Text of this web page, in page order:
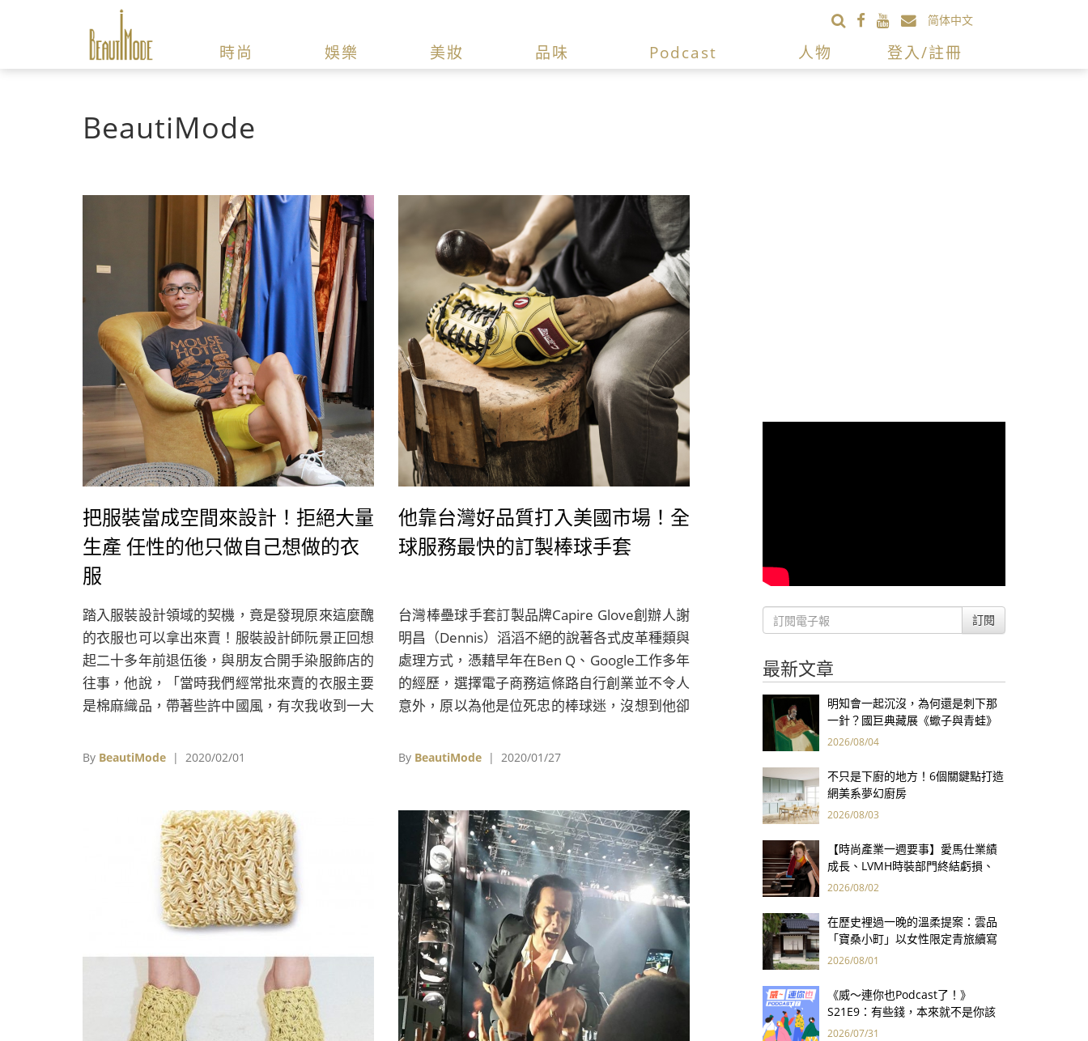
简体中文
時尚 娛樂 美妝 品味 Podcast 人物 登入/註冊
BeautiMode
把服裝當成空間來設計！拒絕大量
生產 任性的他只做自己想做的衣
服
踏入服裝設計領域的契機，竟是發現原來這麼醜
的衣服也可以拿出來賣！服裝設計師阮景正回想
起二十多年前退伍後，與朋友合開手染服飾店的
往事，他說，「當時我們經常批來賣的衣服主要
是棉麻織品，帶著些許中國風，有次我收到一大
麼醜也會有人買？』當下我就決定要自己設計衣
By BeautiMode | 2020/02/01
他靠台灣好品質打入美國市場！全
球服務最快的訂製棒球手套
台灣棒壘球手套訂製品牌Capire Glove創辦人謝
明昌（Dennis）滔滔不絕的說著各式皮革種類與
處理方式，憑藉早年在Ben Q、Google工作多年
的經歷，選擇電子商務這條路自行創業並不令人
意外，原以為他是位死忠的棒球迷，沒想到他卻
人，當時創業的契機其實跟家族背景有關。」
By BeautiMode | 2020/01/27
訂閱
最新文章
明知會一起沉沒，為何還是刺下那
一針？國巨典藏展《蠍子與青蛙》
用66件名作拷問人性
2026/08/04
不只是下廚的地方！6個關鍵點打造
網美系夢幻廚房
2026/08/03
【時尚產業一週要事】愛馬仕業績
成長、LVMH時裝部門終結虧損、
Kering轉型策略初現成效、Prada
2026/08/02
在歷史裡過一晚的溫柔提案：雲品
「寶桑小町」以女性限定青旅續寫
台東老屋記憶
2026/08/01
《威～連你也Podcast了！》
S21E9：有些錢，本來就不是你該
賺的——讀《一個投機者的告白》
2026/07/31